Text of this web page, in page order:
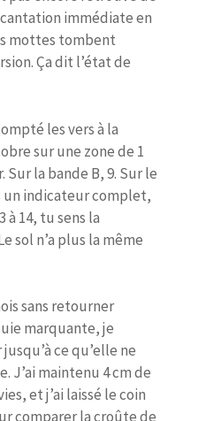
immédiate en
mottes tombent
Ça dit l’état de
les vers à la
sur une zone de 1
Sur la bande B, 9. Sur le
un indicateur complet,
à 14, tu sens la
sol n’a plus la même
sans retourner
marquante, je
ce qu’elle ne
J’ai maintenu 4 cm de
et j’ai laissé le coin
comparer la croûte de